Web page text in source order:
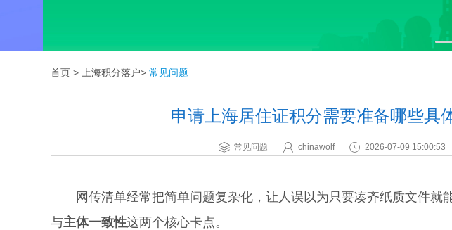
首页 > 上海积分落户> 常见问题
申请上海居住证积分需要准备哪些具
常见问题 chinawolf 2026-07-09 15:00:53
网传清单经常把简单问题复杂化，让人误以为只要凑齐纸质文件就
与主体一致性这两个核心卡点。